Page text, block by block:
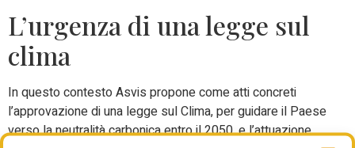
L’urgenza di una legge sul
clima
In questo contesto Asvis propone come atti concreti
l’approvazione di una legge sul Clima, per guidare il Paese
verso la neutralità carbonica entro il 2050, e l’attuazione